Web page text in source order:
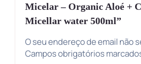
Micelar – Organic Aloé +
Micellar water 500ml”
O seu endereço de email não
Campos obrigatórios